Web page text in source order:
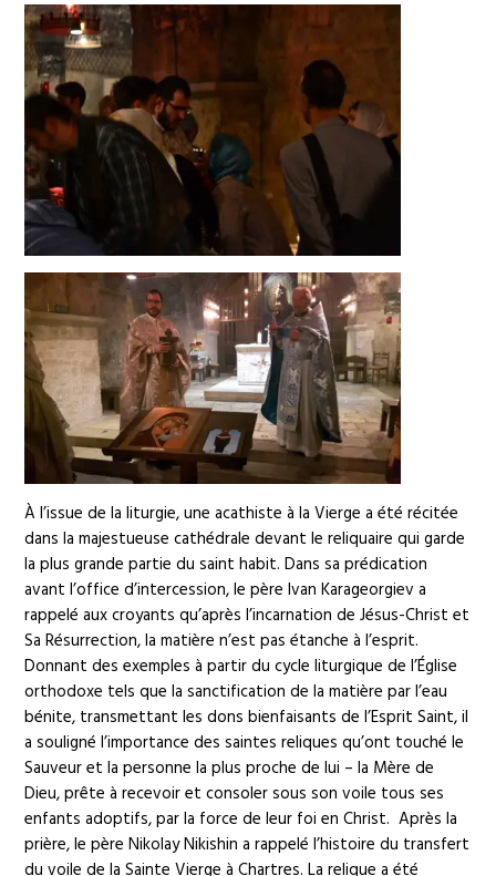
À l’issue de la liturgie, une acathiste à la Vierge a été récitée
dans la majestueuse cathédrale devant le reliquaire qui garde
la plus grande partie du saint habit. Dans sa prédication
avant l’office d’intercession, le père Ivan Karageorgiev a
rappelé aux croyants qu’après l’incarnation de Jésus-Christ et
Sa Résurrection, la matière n’est pas étanche à l’esprit.
Donnant des exemples à partir du cycle liturgique de l’Église
orthodoxe tels que la sanctification de la matière par l’eau
bénite, transmettant les dons bienfaisants de l’Esprit Saint, il
a souligné l’importance des saintes reliques qu’ont touché le
Sauveur et la personne la plus proche de lui – la Mère de
Dieu, prête à recevoir et consoler sous son voile tous ses
enfants adoptifs, par la force de leur foi en Christ. Après la
prière, le père Nikolay Nikishin a rappelé l’histoire du transfert
du voile de la Sainte Vierge à Chartres. La relique a été